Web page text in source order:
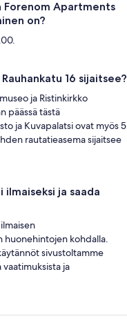
Forenom Apartments
on?
16 sijaitsee?
ja Ristinkirkko
päässä tästä
ja Kuvapalatsi ovat myös 5
rautatieasema sijaitsee
ja saada
kohdalla.
sivustoltamme
vaatimuksista ja